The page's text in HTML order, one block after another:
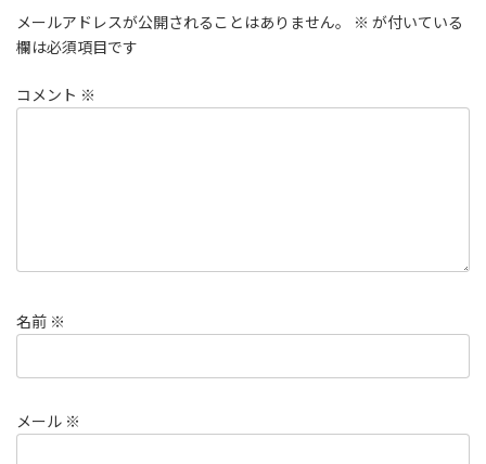
メールアドレスが公開されることはありません。 ※ が付いている
欄は必須項目です
コメント ※
名前 ※
メール ※